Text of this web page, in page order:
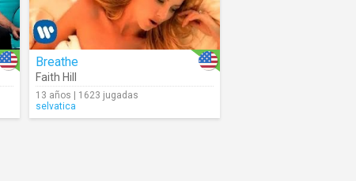
Breathe
Faith Hill
13 años | 1623 jugadas
selvatica